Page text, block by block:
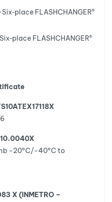
FLASHCHANGER®
FLASHCHANGER®
-20°C/-40°C to
X (INMETRO –